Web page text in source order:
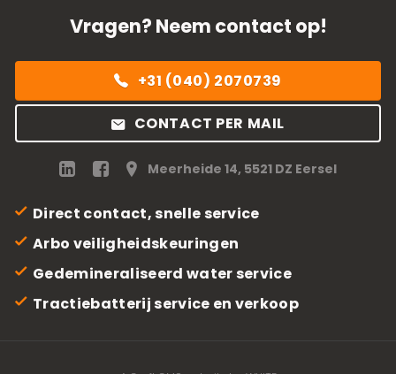
Vragen? Neem contact op!
+31 (040) 2070739
CONTACT PER MAIL
Meerheide 14, 5521 DZ Eersel
Direct contact, snelle service
Arbo veiligheidskeuringen
Gedemineraliseerd water service
Tractiebatterij service en verkoop